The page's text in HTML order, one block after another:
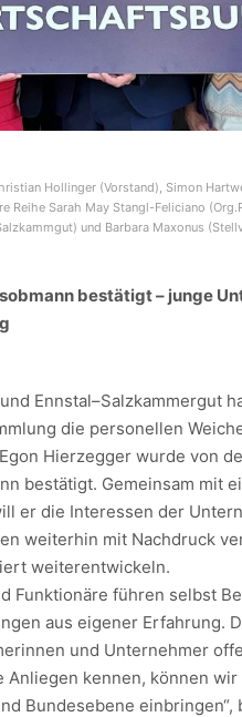
Hollinger (Vorstand), Simon
Reihe Sarah May Stangl-Feliciano
und Barbara Maxonus
bestätigt – junge
Ennstal–Salzkammergut
die personellen
Hierzegger wurde von
bestätigt. Gemeinsam mit
er die Interessen der
weiterhin mit Nachdruck
weiterentwickeln.
Funktionäre führen selbst
aus eigener Erfahrung.
und Unternehmer
Anliegen kennen, können
Bundesebene